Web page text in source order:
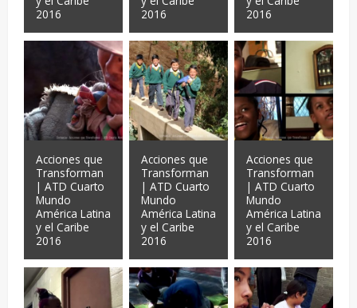
2016
2016
2016
Acciones que
Transforman
| ATD Cuarto
Mundo
América Latina
y el Caribe
2016
Acciones que
Transforman
| ATD Cuarto
Mundo
América Latina
y el Caribe
2016
Acciones que
Transforman
| ATD Cuarto
Mundo
América Latina
y el Caribe
2016